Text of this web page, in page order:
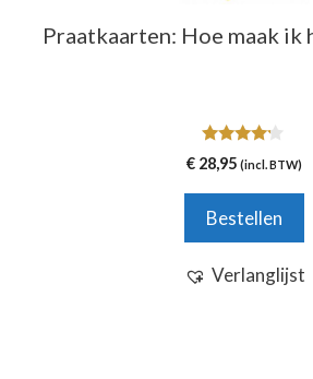
Praatkaarten: Hoe maak ik
4.00
van 5
€ 28,95 (incl. BTW)
Bestellen
Verlanglijst